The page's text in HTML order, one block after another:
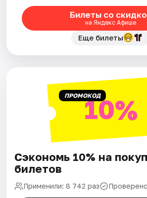
Билеты со
на Яндекс Афише
Еще билеты
ПРОМОКОД10%
Сэкономь 10% на
билетов
Применили: 8 742 раз